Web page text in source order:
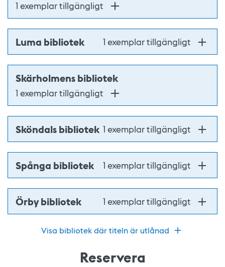
1 exemplar tillgängligt
Luma bibliotek 1 exemplar tillgängligt
Skärholmens bibliotek
1 exemplar tillgängligt
Sköndals bibliotek 1 exemplar tillgängligt
Spånga bibliotek 1 exemplar tillgängligt
Örby bibliotek 1 exemplar tillgängligt
Visa bibliotek där titeln är utlånad
Reservera